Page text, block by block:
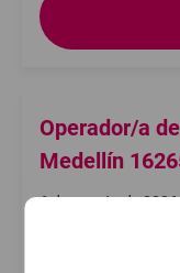
Operador/a
Medellín
6 de agosto de 2026
Servicio de